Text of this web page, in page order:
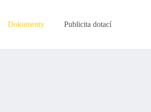
Dokumenty Publicita dotací